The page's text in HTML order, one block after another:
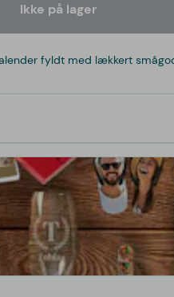
Ikke på lager
fyldt med lækkert